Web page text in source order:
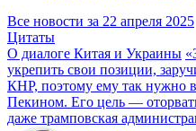
Все новости за 22 апреля 2025
Цитаты
О диалоге Китая и Украины
укрепить свои позиции,
КНР, поэтому ему так нужно
Пекином. Его цель —
даже трамповская